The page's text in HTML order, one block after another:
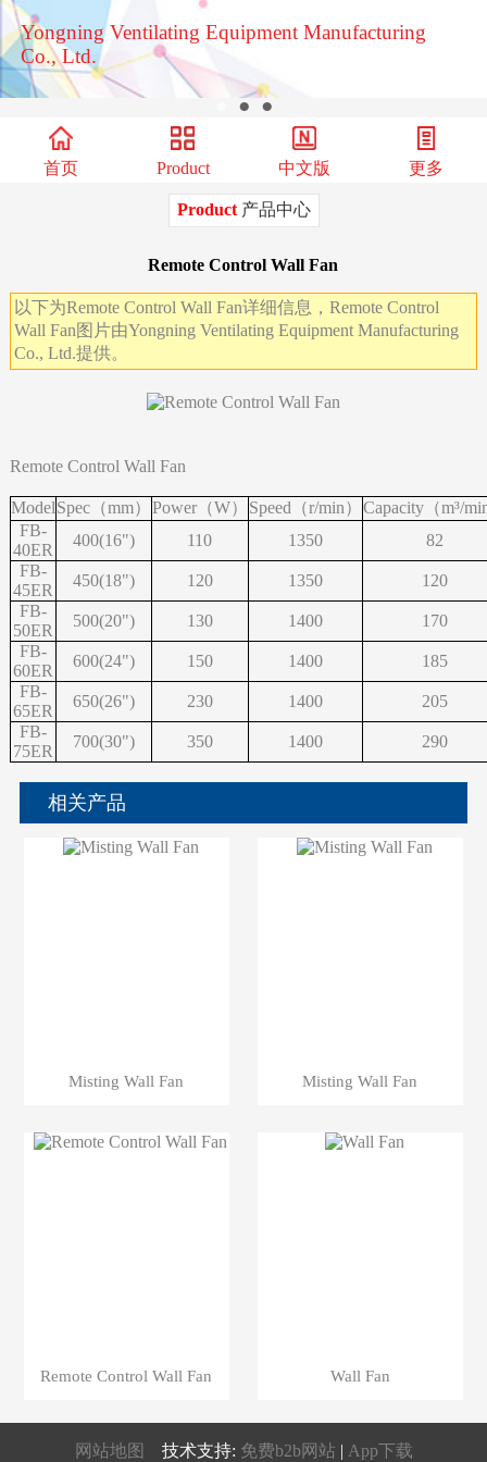
Yongning Ventilating Equipment Manufacturing
Co., Ltd.
● ●
首页 Product 中文版 更多
Product产品中心
Remote Control Wall Fan
以下为Remote Control Wall Fan详细信息，Remote Control
Wall Fan图片由Yongning Ventilating Equipment Manufacturing
Co., Ltd.提供。
Remote Control Wall Fan
ModelSpec（mm） Power（W） Speed（r/min） Capacity（m³/
FB-
40ER
400(16") 110 1350
82
FB-
45ER
450(18") 120 1350
120
FB-
50ER
500(20") 130 1400
170
FB-
60ER
600(24") 150 1400
185
FB-
65ER
650(26") 230 1400
205
FB-
75ER
700(30") 350 1400 290
相关产品
Misting Wall Fan Misting Wall Fan
Remote Control Wall Fan Wall Fan
网站地图 技术支持: 免费b2b网站 | App下载